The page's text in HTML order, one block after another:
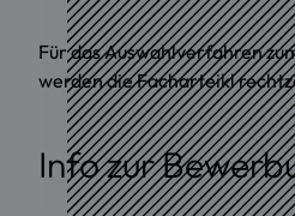
Für das Auswahlverfahren
werden die Facharteikl
Info zur